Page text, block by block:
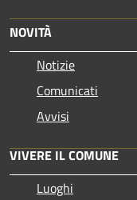
NOVITÀ
Notizie
Comunicati
Avvisi
VIVERE IL COMUNE
Luoghi